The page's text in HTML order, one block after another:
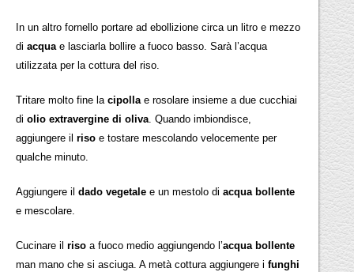
In un altro fornello portare ad ebollizione circa un litro e mezzo
diacquae lasciarla bollire a fuoco basso. Sarà l’acqua
utilizzata per la cottura del riso.
Tritare molto fine lacipollae rosolare insieme a due cucchiai
diolio extravergine di oliva. Quando imbiondisce,
aggiungere ilriso e tostare mescolando velocemente per
qualche minuto.
Aggiungere ildado vegetale e un mestolo diacqua bollente
e mescolare.
Cucinare ilriso a fuoco medio aggiungendo l’acqua bollente
man mano che si asciuga. A metà cottura aggiungere ifunghi